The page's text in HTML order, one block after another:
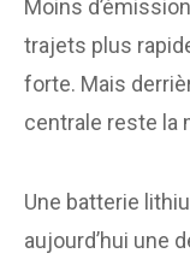
Moins
trajets plus
forte. Mais
centrale reste la
Une batterie
aujourd’hui une